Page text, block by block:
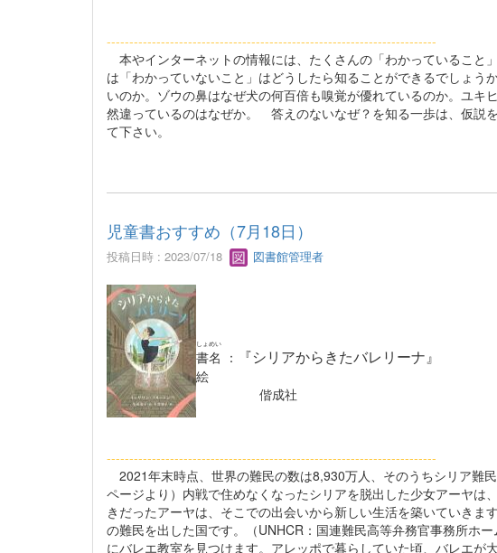
-------------------------------------------------------------------------
本やインターネットの情報には、たくさんの「わかっているこ
は「わかっていないこと」はどうしたら知ることができるでしょ
いのか。ゾウの鼻はなぜ犬の何百倍も嗅覚が優れているのか。ユ
然違っているのはなぜか。 答えのないなぜ？を知る一歩は、仮説
て下さい。
児童書おすすめ（7月18日）
投稿日時 : 2023/07/18 図書館管理者
書名
しょめい
： 『シリアからきたバレリーナ』
絵
偕成社
-------------------------------------------------------------------------
2021年末時点、世界の難民の数は8,930万人、そのうちシリア難
ページより）内戦で住めなくなったシリアを脱出した少女アーヤ
きだったアーヤは、そこでの出会いから新しい生活を築いていき
の難民を出した国です。（UNHCR：国連難民高等弁務官事務所ホ
にバレエ教室を見つけます。アレッポで暮らしていた頃、バレエが